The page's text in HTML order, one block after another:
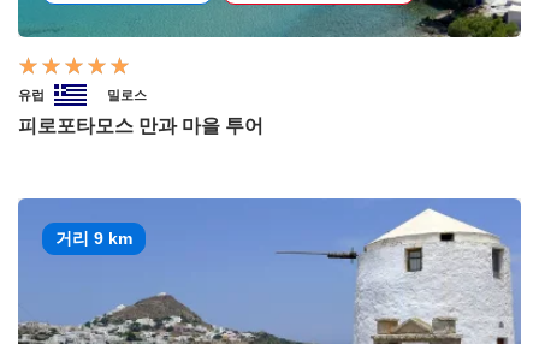
유럽 밀로스
피로포타모스 만과 마을 투어
거리 9 km